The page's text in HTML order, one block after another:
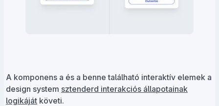
A komponens a és a benne található interaktív elemek a
design system sztenderd interakciós állapotainak
logikáját követi.